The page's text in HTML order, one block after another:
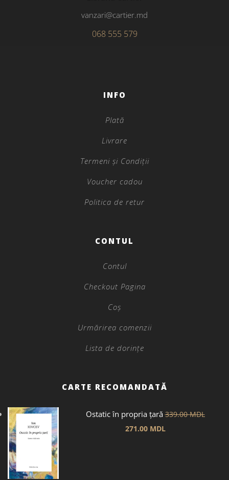
vanzari@cartier.md
068 555 579
INFO
Plată
Livrare
Termeni și Condiții
Voucher cadou
Politica de retur
CONTUL
Contul
Checkout Pagina
Coș
Urmărirea comenzii
Lista de dorințe
CARTE RECOMANDATĂ
Ostatic în propria țară 339.00MDL
271.00 MDL